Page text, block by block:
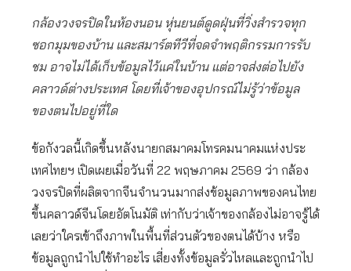
กล้องวงจรปิดในห้องนอน หุ่นยนต์ดูดฝุ่นที่วิ่งสำรวจทุก
ซอกมุมของบ้าน และสมาร์ตทีวีที่จดจำพฤติกรรมการรับ
ชม อาจไม่ได้เก็บข้อมูลไว้แค่ในบ้าน แต่อาจส่งต่อไปยัง
คลาวด์ต่างประเทศ โดยที่เจ้าของอุปกรณ์ไม่รู้ว่าข้อมูล
ของตนไปอยู่ที่ใด
ข้อกังวลนี้เกิดขึ้นหลังนายกสมาคมโทรคมนาคมแห่งประ
เทศไทยฯ เปิดเผยเมื่อวันที่ 22 พฤษภาคม 2569 ว่า กล้อง
วงจรปิดที่ผลิตจากจีนจำนวนมากส่งข้อมูลภาพของคนไทย
ขึ้นคลาวด์จีนโดยอัตโนมัติ เท่ากับว่าเจ้าของกล้องไม่อาจรู้ได้
เลยว่าใครเข้าถึงภาพในพื้นที่ส่วนตัวของตนได้บ้าง หรือ
ข้อมูลถูกนำไปใช้ทำอะไร เสี่ยงทั้งข้อมูลรั่วไหลและถูกนำไป